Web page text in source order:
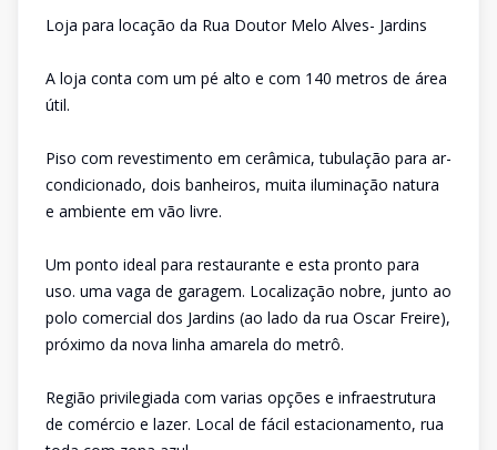
Loja para locação da Rua Doutor Melo Alves- Jardins
A loja conta com um pé alto e com 140 metros de área
útil.
Piso com revestimento em cerâmica, tubulação para ar-
condicionado, dois banheiros, muita iluminação natura
e ambiente em vão livre.
Um ponto ideal para restaurante e esta pronto para
uso. uma vaga de garagem. Localização nobre, junto ao
polo comercial dos Jardins (ao lado da rua Oscar Freire),
próximo da nova linha amarela do metrô.
Região privilegiada com varias opções e infraestrutura
de comércio e lazer. Local de fácil estacionamento, rua